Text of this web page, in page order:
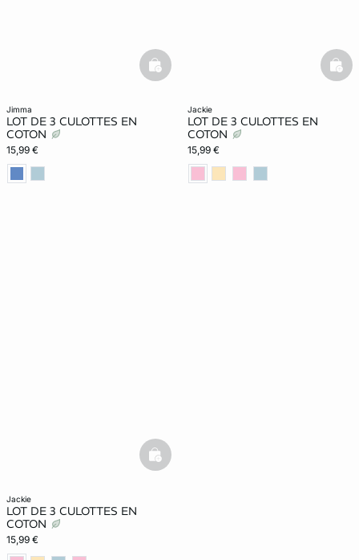
jimma
LOT DE 3 CULOTTES EN
COTON
15,99 €
basketfull
jackie
LOT DE 3 CULOTTES EN
COTON
15,99 €
jackie
LOT DE 3 CULOTTES EN
COTON
15,99 €
basketfull